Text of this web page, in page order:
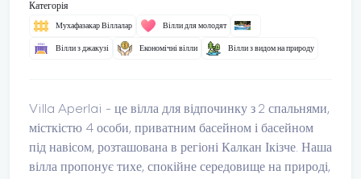
Категорія
Мухафазакар Віллалар Вілли для молодят
Вілли з джакузі Економічні вілли Вілли з видом на природу
Villa Aperlai - це вілла для відпочинку з 2 спальнями,
місткістю 4 особи, приватним басейном і басейном
під навісом, розташована в регіоні Калкан Ікізче. Наша
вілла пропонує тихе, спокійне середовище на природі,